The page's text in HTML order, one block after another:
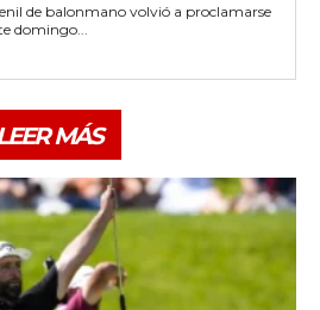
de balonmano volvió a proclamarse
domingo...
MÁS